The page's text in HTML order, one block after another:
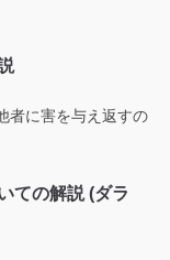
者に害を与え返すの
ての解説 (ダラ